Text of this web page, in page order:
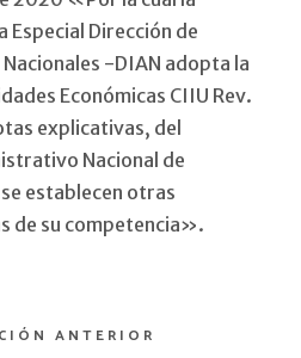
Dirección de
-DIAN adopta la
Económicas CIIU Rev.
explicativas, del
Nacional de
establecen otras
de su competencia».
ANTERIOR